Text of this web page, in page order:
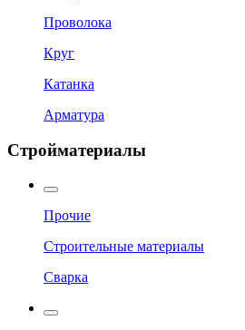
Проволока
Круг
Катанка
Арматура
Стройматериалы
Прочие
Строительные материалы
Сварка